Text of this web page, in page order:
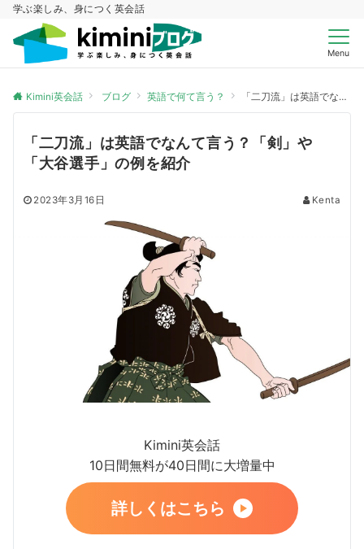
学ぶ楽しみ、身につく英会話
Menu
Kimini英会話 ブログ 英語で何て言う？ 「二刀流」は英語でなんて言う？「剣」や「大谷選手」の例を紹介
「二刀流」は英語でなんて言う？「剣」や
「大谷選手」の例を紹介
2023年3月16日 Kenta
Kimini英会話
10日間無料が40日間に大増量中
詳しくはこちら